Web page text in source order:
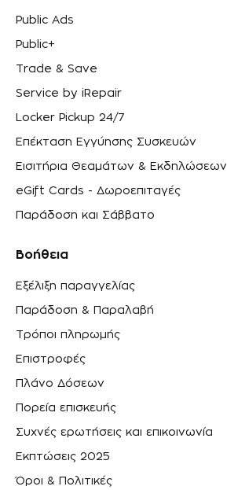
Public Ads
Public+
Trade & Save
Service by iRepair
Locker Pickup 24/7
Επέκταση Εγγύησης Συσκευών
Εισιτήρια Θεαμάτων & Εκδηλώσεων
eGift Cards - Δωροεπιταγές
Παράδοση και Σάββατο
Βοήθεια
Εξέλιξη παραγγελίας
Παράδοση & Παραλαβή
Τρόποι πληρωμής
Επιστροφές
Πλάνο Δόσεων
Πορεία επισκευής
Συχνές ερωτήσεις και επικοινωνία
Εκπτώσεις 2025
Όροι & Πολιτικές